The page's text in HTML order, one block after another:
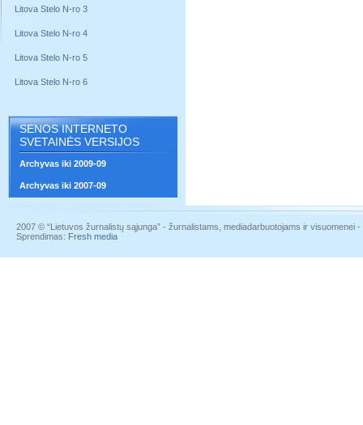
Litova Stelo N-ro 3
Litova Stelo N-ro 4
Litova Stelo N-ro 5
Litova Stelo N-ro 6
SENOS INTERNETO
SVETAINĖS VERSIJOS
Archyvas iki 2009-09
Archyvas iki 2007-09
2007 © “Lietuvos žurnalistų sąjunga” - žurnalistams, mediadarbuotojams ir visuomenei
Sprendimas: Fresh media